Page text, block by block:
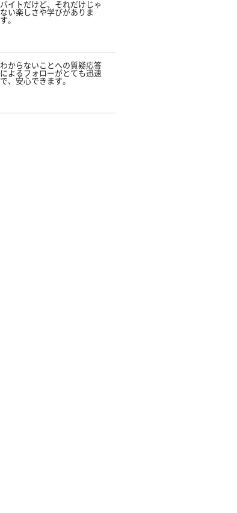
バイトだけど、それだけじゃ
ない楽しさや学びがありま
す。
わからないことへの質疑応答
によるフォローがとても迅速
で、安心できます。